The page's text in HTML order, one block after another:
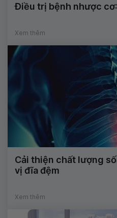
Điều trị bệnh nhược
Xem thêm
Cải thiện chất lượng
vị đĩa đệm
Xem thêm